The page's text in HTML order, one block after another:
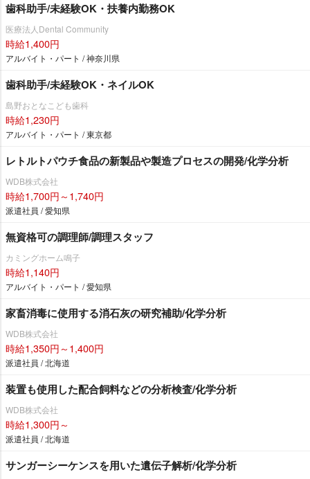
歯科助手/未経験OK・扶養内勤務OK
医療法人Dental Community
時給1,400円
アルバイト・パート / 神奈川県
歯科助手/未経験OK・ネイルOK
島野おとなこども歯科
時給1,230円
アルバイト・パート / 東京都
レトルトパウチ食品の新製品や製造プロセスの開発/化学分析
WDB株式会社
時給1,700円～1,740円
派遣社員 / 愛知県
無資格可の調理師/調理スタッフ
カミングホーム鳴子
時給1,140円
アルバイト・パート / 愛知県
家畜消毒に使用する消石灰の研究補助/化学分析
WDB株式会社
時給1,350円～1,400円
派遣社員 / 北海道
装置も使用した配合飼料などの分析検査/化学分析
WDB株式会社
時給1,300円～
派遣社員 / 北海道
サンガーシーケンスを用いた遺伝子解析/化学分析